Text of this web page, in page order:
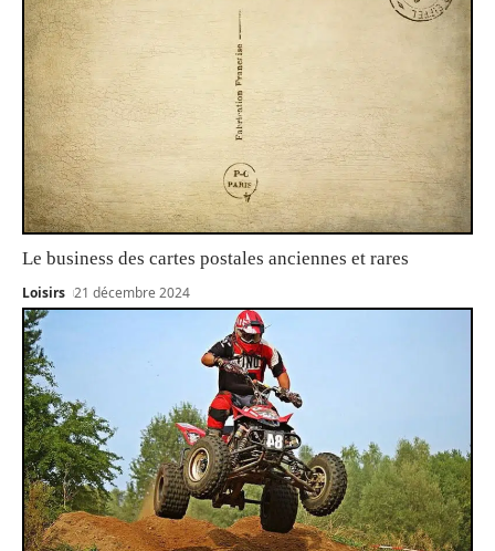
Le business des cartes postales anciennes et rares
Loisirs 21 décembre 2024